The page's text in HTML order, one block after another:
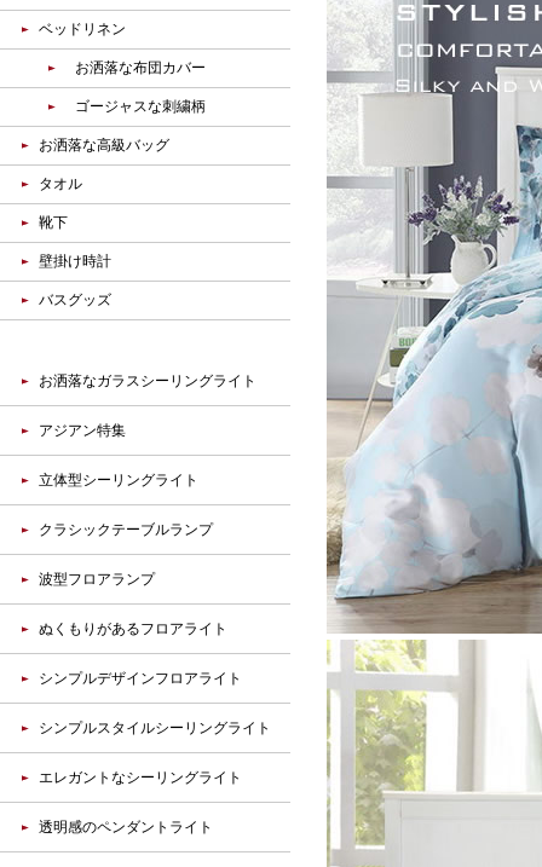
ベッドリネン
お洒落な布団カバー
ゴージャスな刺繍柄
お洒落な高級バッグ
タオル
靴下
壁掛け時計
バスグッズ
お洒落なガラスシーリングライト
アジアン特集
立体型シーリングライト
クラシックテーブルランプ
波型フロアランプ
ぬくもりがあるフロアライト
シンプルデザインフロアライト
シンプルスタイルシーリングライト
エレガントなシーリングライト
透明感のペンダントライト